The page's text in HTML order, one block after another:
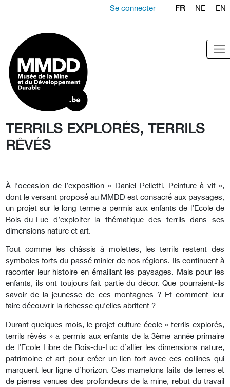
Se connecter FR NE EN
TERRILS EXPLORÉS, TERRILS
RÊVÉS
À l’occasion de l’exposition « Daniel Pelletti. Peinture à vif »,
dont le versant proposé au MMDD est consacré aux paysages,
un projet sur le long terme a permis aux enfants de l’Ecole de
Bois-du-Luc d’exploiter la thématique des terrils dans ses
dimensions nature et art.
Tout comme les châssis à molettes, les terrils restent des
symboles forts du passé minier de nos régions. Ils continuent à
raconter leur histoire en émaillant les paysages. Mais pour les
enfants, ils ont toujours fait partie du décor. Que pourraient-ils
savoir de la jeunesse de ces montagnes ? Et comment leur
faire découvrir la richesse qu’elles abritent ?
Durant quelques mois, le projet culture-école « terrils explorés,
terrils rêvés » a permis aux enfants de la 3ème année primaire
de l’Ecole Libre de Bois-du-Luc d’allier les dimensions nature,
patrimoine et art pour créer un lien fort avec ces collines qui
marquent leur ligne d’horizon. Ces mamelons faits de terres et
de pierres venues des profondeurs de la mine, rebut du travail